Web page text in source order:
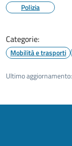
Polizia
Categorie:
Mobilità e trasporti
Ultimo aggiornamento: